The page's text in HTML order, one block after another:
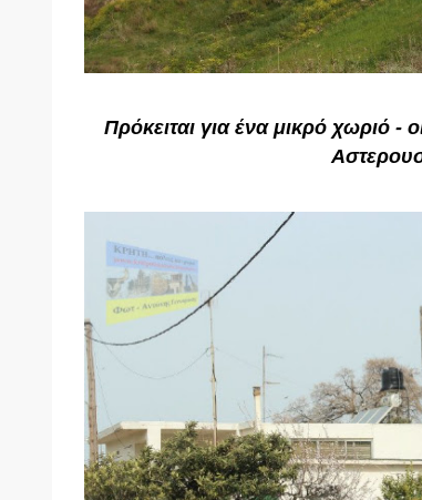
Πρόκειται για ένα μικρό χωριό